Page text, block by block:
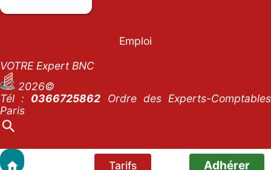
Emploi
VOTRE Expert BNC
2026©
Tél : 0366725862 Ordre des Experts-Comptables
Paris
Tarifs Adhérer